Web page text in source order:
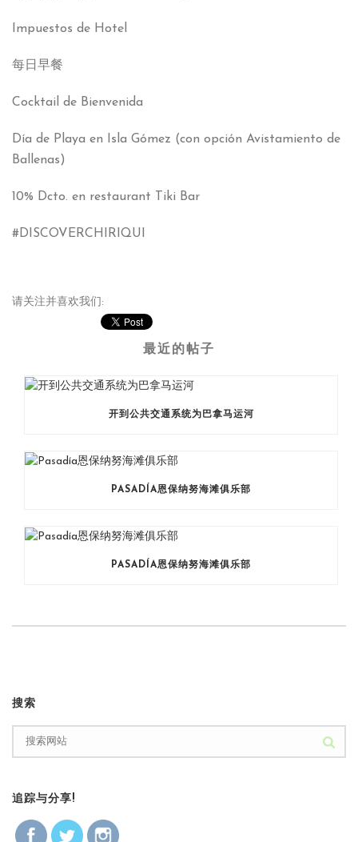
Impuestos de Hotel
每日早餐
Cocktail de Bienvenida
Día de Playa en Isla Gómez (con opción Avistamiento de
Ballenas)
10% Dcto. en restaurant Tiki Bar
#DISCOVERCHIRIQUI
请关注并喜欢我们:
最近的帖子
开到公共交通系统为巴拿马运河
PASADÍA恩保纳努海滩俱乐部
PASADÍA恩保纳努海滩俱乐部
搜索
追踪与分享!